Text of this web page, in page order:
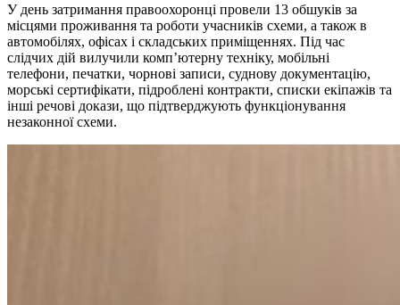
У день затримання правоохоронці провели 13 обшуків за
місцями проживання та роботи учасників схеми, а також в
автомобілях, офісах і складських приміщеннях. Під час
слідчих дій вилучили комп’ютерну техніку, мобільні
телефони, печатки, чорнові записи, суднову документацію,
морські сертифікати, підроблені контракти, списки екіпажів та
інші речові докази, що підтверджують функціонування
незаконної схеми.